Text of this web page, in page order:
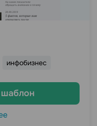
инфобизнес
шаблон